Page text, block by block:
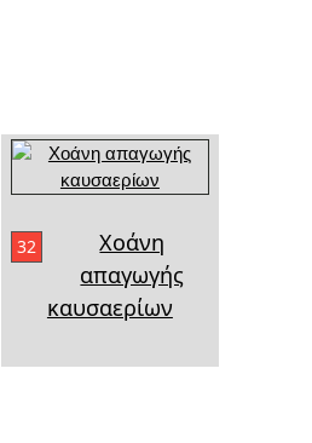
32
Χοάνη
απαγωγής
καυσαερίων